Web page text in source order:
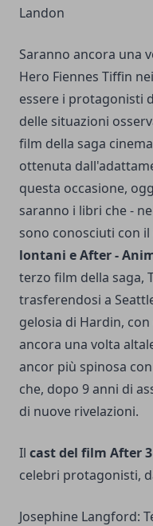
Landon
Saranno ancora una
Hero Fiennes Tiffin
essere i protagonisti
delle situazioni
film della saga
ottenuta
questa occasione,
saranno i libri che -
sono conosciuti con
lontani e After -
terzo film della saga,
trasferendosi a
gelosia di Hardin,
ancora una volta
ancor più spinosa
che, dopo 9 anni di
di nuove rivelazioni.
Il cast del film After 3
celebri protagonisti,
Josephine Langford: